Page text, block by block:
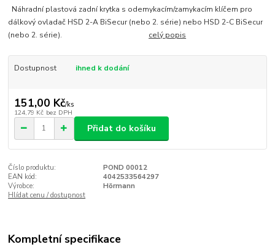
Náhradní plastová zadní krytka s odemykacím/zamykacím klíčem pro
dálkový ovladač HSD 2-A BiSecur (nebo 2. série) nebo HSD 2-C BiSecur
(nebo 2. série). celý popis
Dostupnost ihned k dodání
151,00 Kč/ks
124,79 Kč bez DPH
Přidat do košíku
Číslo produktu:
POND 00012
EAN kód:
4042533564297
Výrobce:
Hörmann
Hlídat cenu / dostupnost
Kompletní specifikace